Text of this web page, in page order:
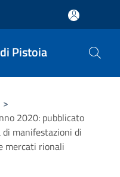
Pistoia
>
2020: pubblicato
manifestazioni di
mercati rionali